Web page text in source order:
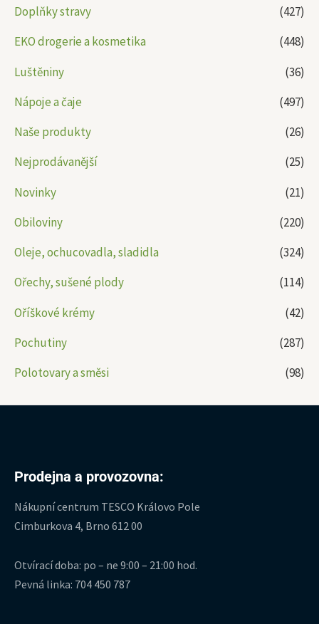
Doplňky stravy
(427)
EKO drogerie a kosmetika
(448)
Luštěniny
(36)
Nápoje a čaje
(497)
Naše produkty
(26)
Nejprodávanější
(25)
Novinky
(21)
Obiloviny
(220)
Oleje, ochucovadla, sladidla
(324)
Ořechy, sušené plody
(114)
Oříškové krémy
(42)
Pochutiny
(287)
Polotovary a směsi
(98)
Prodejna a provozovna:
Nákupní centrum TESCO Královo Pole
Cimburkova 4, Brno 612 00
Otvírací doba: po – ne 9:00 – 21:00 hod.
Pevná linka: 704 450 787